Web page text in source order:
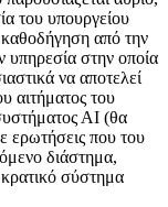
του υπουργείου
από την
στην οποία
να αποτελεί
αιτήματος του
ΑΙ (θα
ερωτήσεις που του
διάστημα,
κρατικό σύστημα